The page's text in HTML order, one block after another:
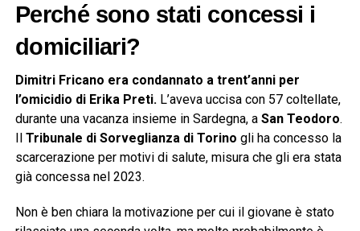
Perché sono stati concessi i
domiciliari?
Dimitri Fricano era condannato a trent’anni per
l’omicidio di Erika Preti. L’aveva uccisa con 57 coltellate,
durante una vacanza insieme in Sardegna, aSan Teodoro.
Il Tribunale di Sorveglianza di Torino gli ha concesso la
scarcerazione per motivi di salute, misura che gli era stata
già concessa nel 2023.
Non è ben chiara la motivazione per cui il giovane è stato